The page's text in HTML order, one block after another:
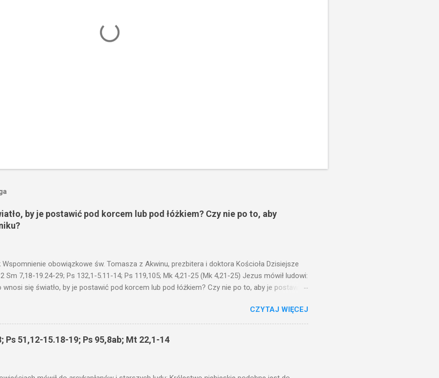
by je postawić pod korcem lub pod łóżkiem? Czy nie po to, aby
Wspomnienie obowiązkowe św. Tomasza z Akwinu, prezbitera i doktora Kościoła Dzisiejsze
Sm 7,18-19.24-29; Ps 132,1-5.11-14; Ps 119,105; Mk 4,21-25 (Mk 4,21-25) Jezus mówił ludowi:
wnosi się światło, by je postawić pod korcem lub pod łóżkiem? Czy nie po to, aby je postawić
I mówił im: Uważajcie na to, czego słuchacie. Taką samą miarą, jaką wy mierzycie,
i jeszcze wam dołożą. Bo kto ma, temu będzie dane; a kto nie ma, pozbawią go i tego, co
fragmencie z Ewangelii Jezus kontynuuje przypowieści.... Czy po to wnosi się światło,
pod korcem lub pod łóżkiem? Czy nie po to, aby je postawić na świeczniku? Nie ma
CZYTAJ WIĘCEJ
Ps 51,12-15.18-19; Ps 95,8ab; Mt 22,1-14